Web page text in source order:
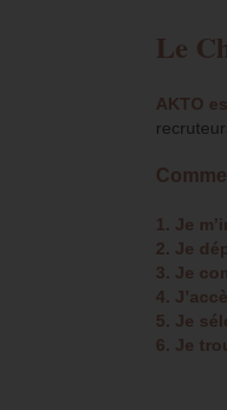
Le
AKTO
1. Je
2. Je
3. Je
4.
5. Je
6. Je